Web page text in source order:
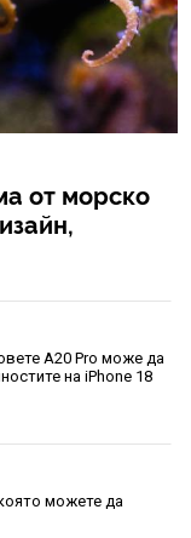
от морско
A20 Pro може да
на iPhone 18
можете да